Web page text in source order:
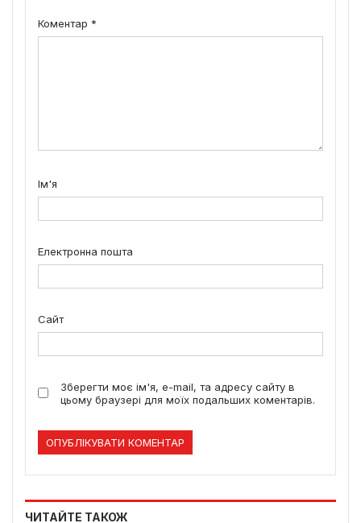
Коментар *
Ім'я
Електронна пошта
Сайт
Зберегти моє ім'я, e-mail, та адресу сайту в
цьому браузері для моїх подальших коментарів.
ЧИТАЙТЕ ТАКОЖ